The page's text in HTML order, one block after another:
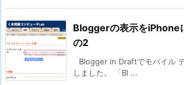
Bloggerの表示をiPhone
の2
Blogger in Draftでモバイル
しました。 「Bl ...